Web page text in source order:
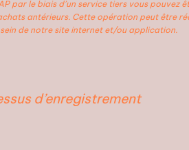
par le biais d’un service tiers vous pouvez
antérieurs. Cette opération peut être
de notre site internet et/ou application.
d’enregistrement